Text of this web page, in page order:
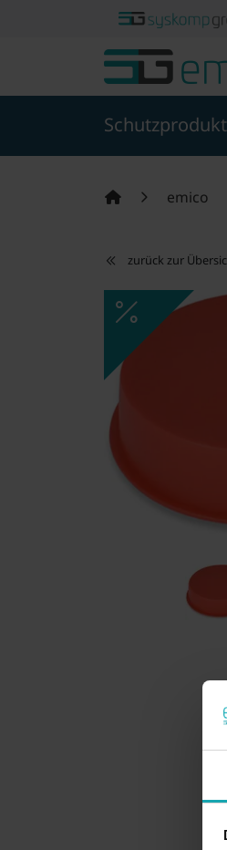
Springe zu Hauptinhalt Springe
emico
zurück zur